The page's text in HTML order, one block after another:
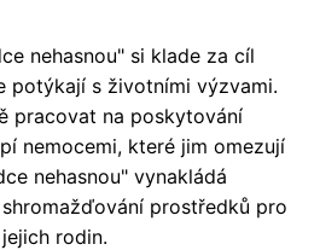
nehasnou" si klade za cíl
potýkají s životními výzvami.
pracovat na poskytování
nemocemi, které jim omezují
nehasnou" vynakládá
prostředků pro
rodin.